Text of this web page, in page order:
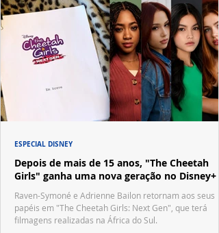
Depois de mais de 15 anos, "The Cheetah
Girls" ganha uma nova geração no Disney+
Raven-Symoné e Adrienne Bailon retornam aos seus
papéis em "The Cheetah Girls: Next Gen", que terá
filmagens realizadas na África do Sul.
ESPECIAL DISNEY